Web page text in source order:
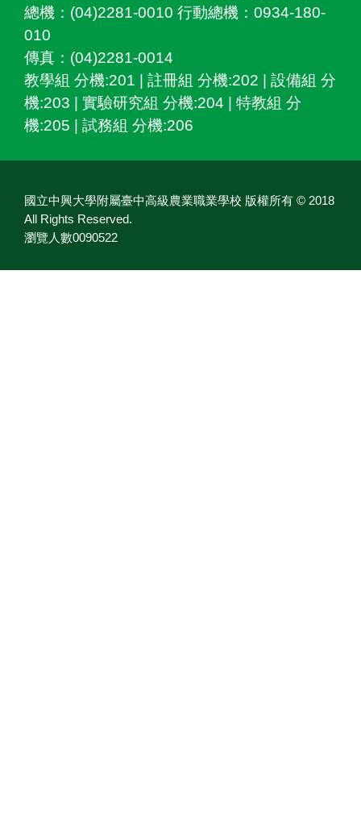
總機：(04)2281-0010 行動總機：0934-180-
010
傳真：(04)2281-0014
教學組 分機:201 | 註冊組 分機:202 | 設備組 分
機:203 | 實驗研究組 分機:204 | 特教組 分
機:205 | 試務組 分機:206
國立中興大學附屬臺中高級農業職業學校 版權所有 © 2018
All Rights Reserved.
瀏覽人數0090522